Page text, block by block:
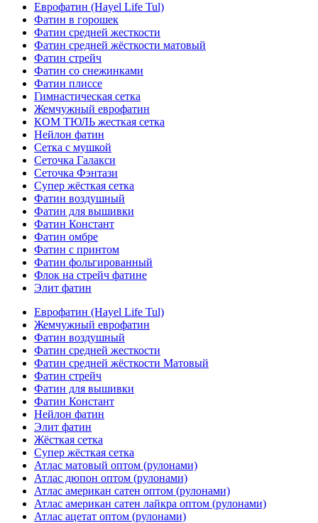
Еврофатин (Hayel Life Tul)
Фатин в горошек
Фатин средней жесткости
Фатин средней жёсткости матовый
Фатин стрейч
Фатин со снежинками
Фатин плиссе
Гимнастическая сетка
Жемчужный еврофатин
КОМ ТЮЛЬ жесткая сетка
Нейлон фатин
Сетка с мушкой
Сеточка Галакси
Сеточка Фэнтази
Супер жёсткая сетка
Фатин воздушный
Фатин для вышивки
Фатин Констант
Фатин омбре
Фатин с принтом
Фатин фольгированный
Флок на стрейч фатине
Элит фатин
Еврофатин (Hayel Life Tul)
Жемчужный еврофатин
Фатин воздушный
Фатин средней жесткости
Фатин средней жёсткости Матовый
Фатин стрейч
Фатин для вышивки
Фатин Констант
Нейлон фатин
Элит фатин
Жёсткая сетка
Супер жёсткая сетка
Атлас матовый оптом (рулонами)
Атлас дюпон оптом (рулонами)
Атлас американ сатен оптом (рулонами)
Атлас американ сатен лайкра оптом (рулонами)
Атлас ацетат оптом (рулонами)